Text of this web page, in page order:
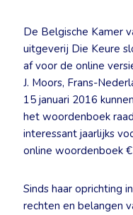
De Belgische Kamer
uitgeverij Die Keure
af voor de online
J. Moors, Frans-
15 januari 2016
het woordenboek
interessant jaarlijks
online woordenboek
Sinds haar oprichting
rechten en belangen